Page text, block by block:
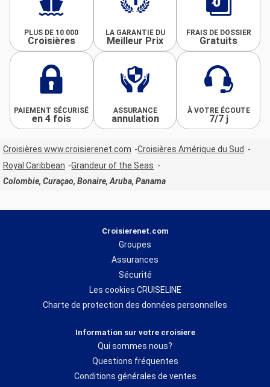
PLUS DE 10 000
Croisières
LA GARANTIE DU
Meilleur Prix
FRAIS DE DOSSIER
Gratuits
PAIEMENT SÉCURISÉ
en 4 fois
ASSURANCE
annulation
À VOTRE ÉCOUTE
7/7 j
Croisières www.croisierenet.com
Croisières Amérique du Sud
Royal Caribbean
Grandeur of the Seas
Colombie, Curaçao, Bonaire, Aruba, Panama
Croisierenet.com
Groupes
Assurances
Sécurité
Les cookies CRUISELINE
Charte de protection des données personnelles
Information sur votre croisiere
Qui sommes nous?
Questions fréquentes
Conditions générales de ventes